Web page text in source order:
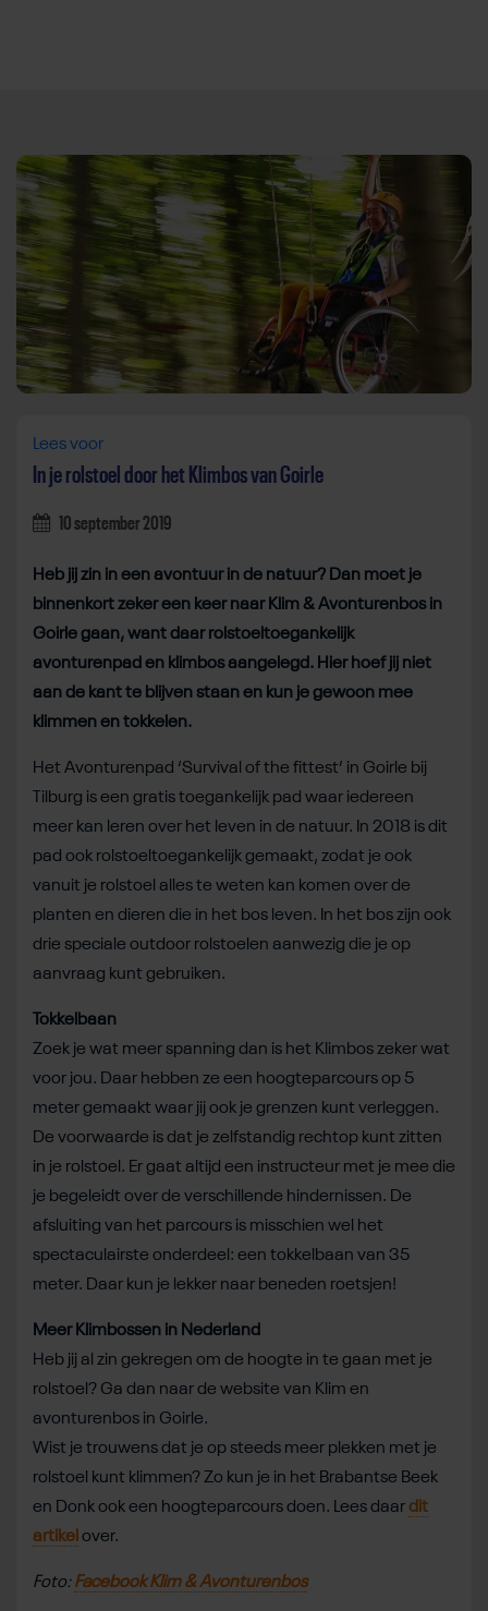
Direct door naar content
Lees voor
In je rolstoel door het Klimbos van Goirle
10 september 2019
Heb jij zin in een avontuur in de natuur? Dan moet je
binnenkort zeker een keer naar Klim & Avonturenbos in
Goirle gaan, want daar rolstoeltoegankelijk
avonturenpad en klimbos aangelegd. Hier hoef jij niet
aan de kant te blijven staan en kun je gewoon mee
klimmen en tokkelen.
Het Avonturenpad ‘Survival of the fittest’ in Goirle bij
Tilburg is een gratis toegankelijk pad waar iedereen
meer kan leren over het leven in de natuur. In 2018 is dit
pad ook rolstoeltoegankelijk gemaakt, zodat je ook
vanuit je rolstoel alles te weten kan komen over de
planten en dieren die in het bos leven. In het bos zijn ook
drie speciale outdoor rolstoelen aanwezig die je op
aanvraag kunt gebruiken.
Tokkelbaan
Zoek je wat meer spanning dan is het Klimbos zeker wat
voor jou. Daar hebben ze een hoogteparcours op 5
meter gemaakt waar jij ook je grenzen kunt verleggen.
De voorwaarde is dat je zelfstandig rechtop kunt zitten
in je rolstoel. Er gaat altijd een instructeur met je mee die
je begeleidt over de verschillende hindernissen. De
afsluiting van het parcours is misschien wel het
spectaculairste onderdeel: een tokkelbaan van 35
meter. Daar kun je lekker naar beneden roetsjen!
Meer Klimbossen in Nederland
Heb jij al zin gekregen om de hoogte in te gaan met je
rolstoel? Ga dan naar de website van Klim en
avonturenbos in Goirle.
Wist je trouwens dat je op steeds meer plekken met je
rolstoel kunt klimmen? Zo kun je in het Brabantse Beek
en Donk ook een hoogteparcours doen. Lees daardit
artikel over.
Foto:Facebook Klim & Avonturenbos